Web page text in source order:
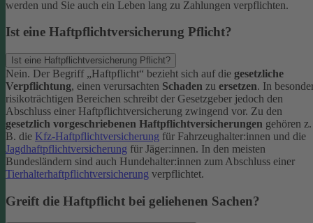
werden und Sie auch ein Leben lang zu Zahlungen verpflichten.
Ist eine Haftpflichtversicherung Pflicht?
Ist eine Haftpflichtversicherung Pflicht?
Nein. Der Begriff „Haftpflicht“ bezieht sich auf die gesetzliche
Verpflichtung, einen verursachten Schaden zu ersetzen. In
risikoträchtigen Bereichen schreibt der Gesetzgeber jedoch den
Abschluss einer Haftpflichtversicherung zwingend vor. Zu den
gesetzlich vorgeschriebenen Haftpflichtversicherungen gehören z.
B. die Kfz-Haftpflichtversicherung für Fahrzeughalter:innen und die
Jagdhaftpflichtversicherung für Jäger:innen. In den meisten
Bundesländern sind auch Hundehalter:innen zum Abschluss einer
Tierhalterhaftpflichtversicherung verpflichtet.
Greift die Haftpflicht bei geliehenen Sachen?